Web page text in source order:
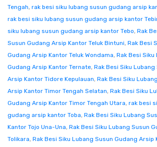
Tengah, rak besi siku lubang susun gudang arsip
rak besi siku lubang susun gudang arsip kantor
siku lubang susun gudang arsip kantor Tebo, Rak
Susun Gudang Arsip Kantor Teluk Bintuni, Rak Besi
Gudang Arsip Kantor Teluk Wondama, Rak Besi Siku
Gudang Arsip Kantor Ternate, Rak Besi Siku
Arsip Kantor Tidore Kepulauan, Rak Besi Siku
Arsip Kantor Timor Tengah Selatan, Rak Besi Siku
Gudang Arsip Kantor Timor Tengah Utara, rak besi
gudang arsip kantor Toba, Rak Besi Siku Lubang
Kantor Tojo Una-Una, Rak Besi Siku Lubang Susun
Tolikara, Rak Besi Siku Lubang Susun Gudang Arsip